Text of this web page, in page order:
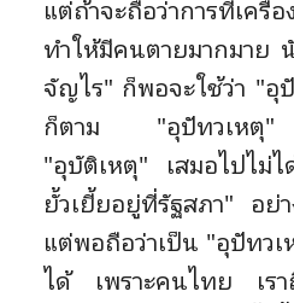
แต่ถ้าจะถือว่าการที่เครื่
ทำให้มีคนตายมากมาย
จัญไร" ก็พอจะใช้ว่า "อุ
ก็ตาม "อุปัทวเหตุ"
"อุบัติเหตุ" เสมอไปไม่
ยั้วเยี้ยอยู่ที่รัฐสภา" อย่
แต่พอถือว่าเป็น "อุปัทว
ได้ เพราะคนไทย เรา